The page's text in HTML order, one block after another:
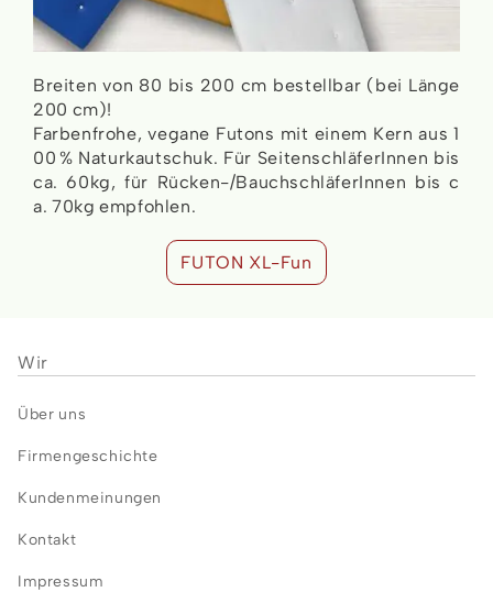
Breiten von 80 bis 200 cm bestellbar (bei Länge
200 cm)!
Farbenfrohe, vegane Futons mit einem Kern aus 1
00 % Naturkautschuk. Für SeitenschläferInnen bis
ca. 60kg, für Rücken-/BauchschläferInnen bis c
a. 70kg empfohlen.
FUTON XL-Fun
Wir
Über uns
Firmengeschichte
Kundenmeinungen
Kontakt
Impressum